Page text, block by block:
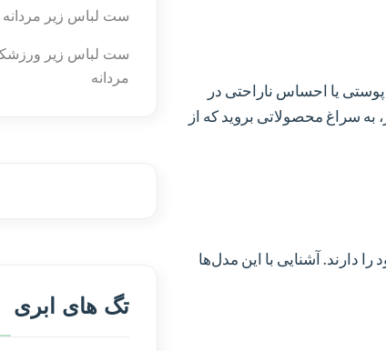
یا احساس ناراحتی در
سراغ محصولاتی بروید که از
دارند. آشنایی با این مدل‌ها
ست لباس زیر مردانه
ست لباس زیر
مردانه
تگ های ابری